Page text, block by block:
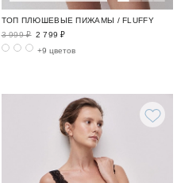
ТОП ПЛЮШЕВЫЕ ПИЖАМЫ / FLUFFY
3 999 ₽ 2 799 ₽
+9 цветов